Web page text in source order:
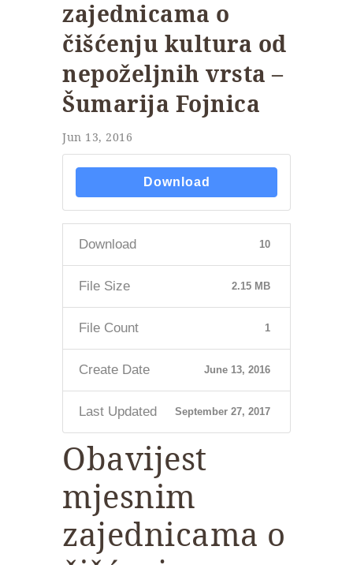
zajednicama o
čišćenju kultura od
nepoželjnih vrsta –
Šumarija Fojnica
Jun 13, 2016
Download
Download 10
File Size 2.15 MB
File Count 1
Create Date June 13, 2016
Last Updated September 27, 2017
Obavijest
mjesnim
zajednicama o